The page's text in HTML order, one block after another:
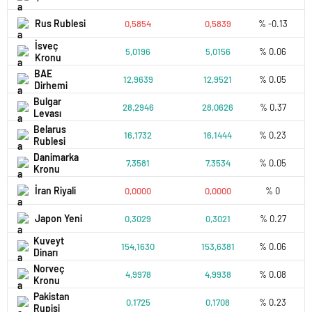
Rus Rublesi 0,5854 0,5839 % -0.13
İsveç
Kronu
5,0196 5,0156 % 0.06
BAE
Dirhemi
12,9639 12,9521 % 0.05
Bulgar
Levası
28,2946 28,0626 % 0.37
Belarus
Rublesi
16,1732 16,1444 % 0.23
Danimarka
Kronu
7,3581 7,3534 % 0.05
İran Riyali 0,0000 0,0000 % 0
Japon Yeni 0,3029 0,3021 % 0.27
Kuveyt
Dinarı
154,1630 153,6381 % 0.06
Norveç
Kronu
4,9978 4,9938 % 0.08
Pakistan
Rupisi
0,1725 0,1708 % 0.23